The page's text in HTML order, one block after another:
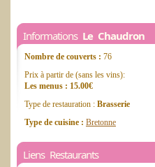
Informations Le Chaudron
Nombre de couverts : 76
Prix à partir de (sans les vins):
Les menus : 15.00€
Type de restauration : Brasserie
Type de cuisine : Bretonne
Liens Restaurants